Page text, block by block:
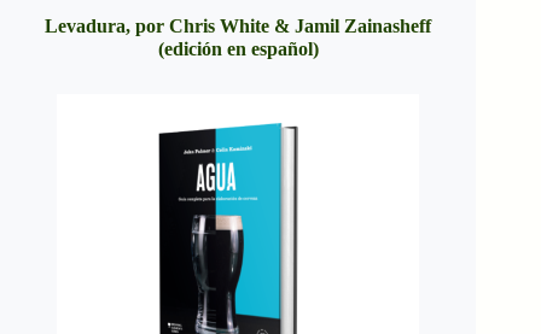
Levadura, por Chris White & Jamil Zainasheff
(edición en español)